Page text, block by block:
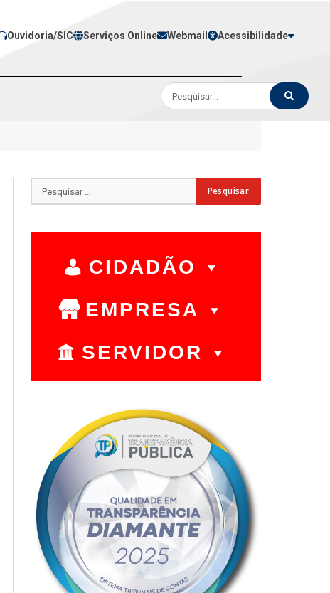
Ouvidoria/SIC Serviços Online Webmail Acessibilidade
CIDADÃO
EMPRESA
SERVIDOR